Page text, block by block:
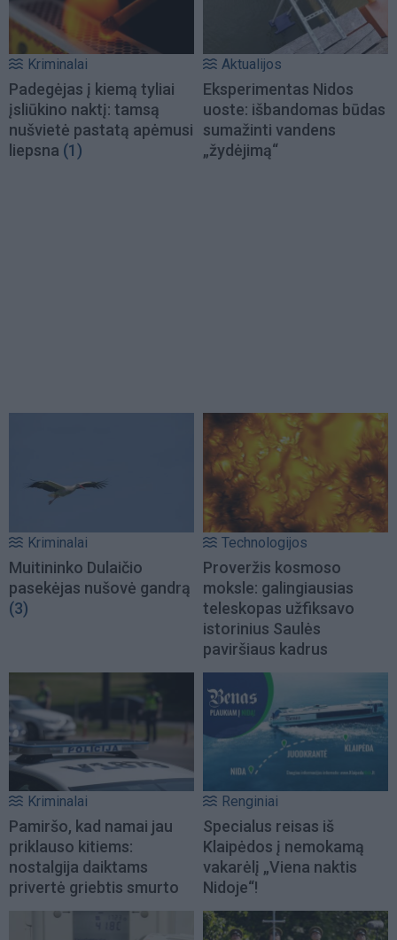
Kriminalai
Padegėjas į kiemą tyliai
įsliūkino naktį: tamsą
nušvietė pastatą apėmusi
liepsna (1)
Aktualijos
Eksperimentas Nidos
uoste: išbandomas būdas
sumažinti vandens
„žydėjimą“
Kriminalai
Muitininko Dulaičio
pasekėjas nušovė gandrą
(3)
Technologijos
Proveržis kosmoso
moksle: galingiausias
teleskopas užfiksavo
istorinius Saulės
paviršiaus kadrus
Kriminalai
Pamiršo, kad namai jau
priklauso kitiems:
nostalgija daiktams
privertė griebtis smurto
Renginiai
Specialus reisas iš
Klaipėdos į nemokamą
vakarėlį „Viena naktis
Nidoje“!